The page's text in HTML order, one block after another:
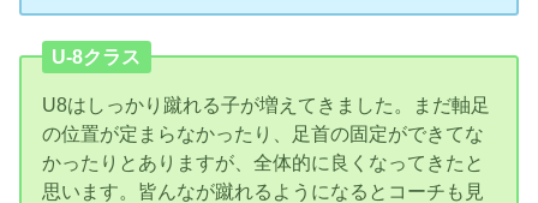
U-8クラス
U8はしっかり蹴れる子が増えてきました。まだ軸足
の位置が定まらなかったり、足首の固定ができてな
かったりとありますが、全体的に良くなってきたと
思います。皆んなが蹴れるようになるとコーチも見